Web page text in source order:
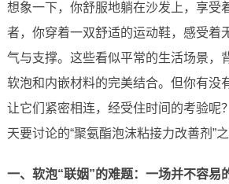
想象一下，你舒服地躺在沙发上，享受
者，你穿着一双舒适的运动鞋，感受着
气与支撑。这些看似平常的生活场景，
软泡和内嵌材料的完美结合。但你有没
让它们紧密相连，经受住时间的考验呢
天要讨论的“聚氨酯泡沫粘接力改善剂”之
一、软泡“联姻”的难题：一场并不容易